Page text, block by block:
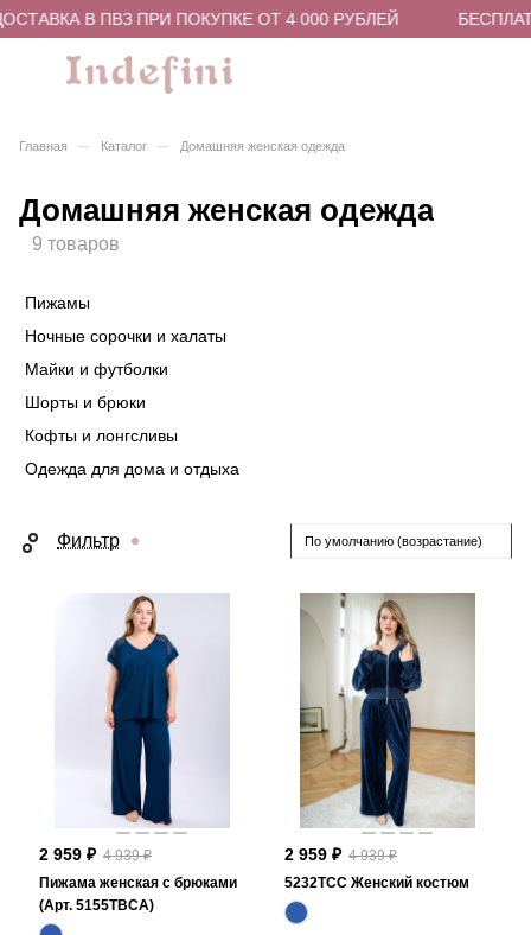
В ПВЗ ПРИ ПОКУПКЕ ОТ 4 000 РУБЛЕЙ
Главная – Каталог – Домашняя женская одежда
Домашняя женская одежда
9 товаров
Пижамы
Ночные сорочки и халаты
Майки и футболки
Шорты и брюки
Кофты и лонгсливы
Одежда для дома и отдыха
Фильтр По умолчанию (возрастание)
2 959 ₽ 4 939 ₽
Пижама женская с брюками
(Арт. 5155TBCA)
2 959 ₽ 4 939 ₽
5232TCC Женский костюм